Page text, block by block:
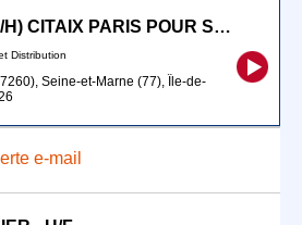
Conducteur PL (F/H) CITAIX PARIS POUR SEPTEMBRE 2026
Distribution
Seine-et-Marne (77), Île-de-
e-mail